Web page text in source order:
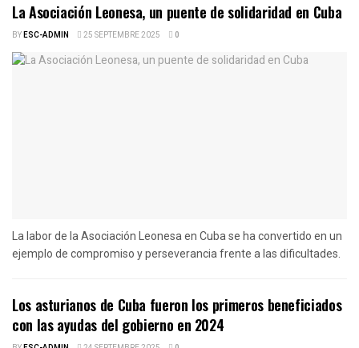
La Asociación Leonesa, un puente de solidaridad en Cuba
BYESC-ADMIN 25 SEPTEMBRE 2025 0
La labor de la Asociación Leonesa en Cuba se ha convertido en un
ejemplo de compromiso y perseverancia frente a las dificultades.
Los asturianos de Cuba fueron los primeros beneficiados
con las ayudas del gobierno en 2024